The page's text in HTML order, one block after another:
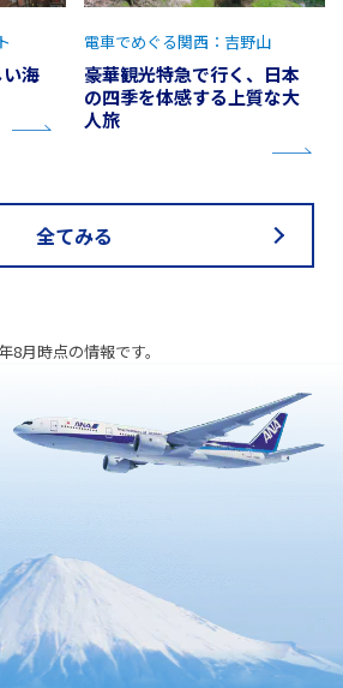
海
豪華観光特急で行く、日本
の四季を体感する上質な大
人旅
電車でめぐる関西：吉野山
全てみる
月時点の情報です。